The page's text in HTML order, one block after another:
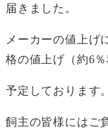
届きました。
メーカーの値上げ
格の値上げ（約6
予定しております。
飼主の皆様にはご